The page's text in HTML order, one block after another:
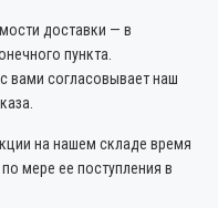
доставки — в
пункта.
вами согласовывает наш
на нашем складе время
мере ее поступления в